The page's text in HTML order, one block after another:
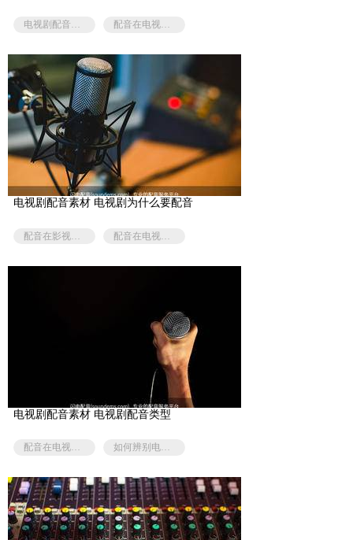
电视剧配音花费的时间 配音在电视剧的作用
电视剧配音素材 电视剧为什么要配音
配音在影视剧中的意义 配音在电视剧的作用
电视剧配音素材 电视剧配音类型
配音在电视剧的作用 如何辨别电视剧配音好不好